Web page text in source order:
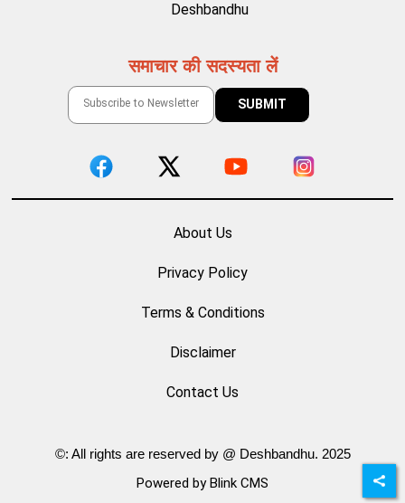
Deshbandhu
समाचार की सदस्यता लें
About Us
Privacy Policy
Terms & Conditions
Disclaimer
Contact Us
©: All rights are reserved by @ Deshbandhu. 2025
Powered by Blink CMS